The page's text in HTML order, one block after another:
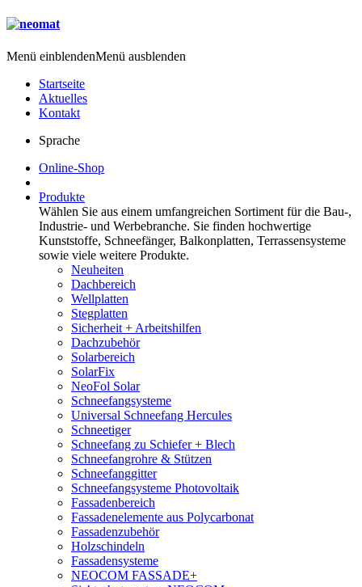
Menü einblendenMenü ausblenden
Startseite
Aktuelles
Kontakt
Sprache
Online-Shop
Produkte
Wählen Sie aus einem umfangreichen Sortiment für die Bau-,
Industrie- und Werbebranche. Sie finden hochwertige
Kunststoffe, Schneefänger, Balkonplatten, Terrassensysteme
sowie viele weitere Produkte.
Neuheiten
Dachbereich
Wellplatten
Stegplatten
Sicherheit + Arbeitshilfen
Dachzubehör
Solarbereich
SolarFix
NeoFol Solar
Schneefangsysteme
Universal Schneefang Hercules
Schneetiger
Schneefang zu Schiefer + Blech
Schneefangrohre & Stützen
Schneefanggitter
Schneefangsysteme Photovoltaik
Fassadenbereich
Fassadenelemente aus Polycarbonat
Fassadenzubehör
Holzschindeln
Fassadensysteme
NEOCOM FASSADE+